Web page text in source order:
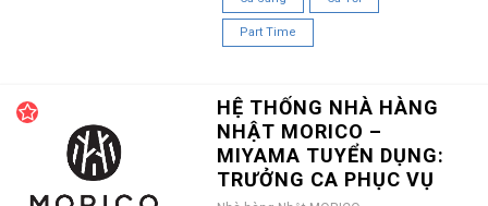
Part Time
HỆ THỐNG NHÀ HÀNG
NHẬT MORICO –
MIYAMA TUYỂN DỤNG:
TRƯỞNG CA PHỤC VỤ